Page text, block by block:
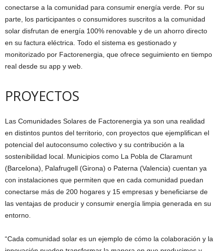
conectarse a la comunidad para consumir energía verde. Por su
parte, los participantes o consumidores suscritos a la comunidad
solar disfrutan de energía 100% renovable y de un ahorro directo
en su factura eléctrica. Todo el sistema es gestionado y
monitorizado por Factorenergia, que ofrece seguimiento en tiempo
real desde su app y web.
PROYECTOS
Las Comunidades Solares de Factorenergia ya son una realidad
en distintos puntos del territorio, con proyectos que ejemplifican el
potencial del autoconsumo colectivo y su contribución a la
sostenibilidad local. Municipios como La Pobla de Claramunt
(Barcelona), Palafrugell (Girona) o Paterna (Valencia) cuentan ya
con instalaciones que permiten que en cada comunidad puedan
conectarse más de 200 hogares y 15 empresas y beneficiarse de
las ventajas de producir y consumir energía limpia generada en su
entorno.
“Cada comunidad solar es un ejemplo de cómo la colaboración y la